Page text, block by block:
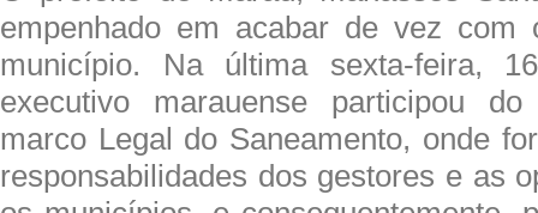
empenhado em acabar de vez com
município. Na última sexta-feira,
executivo marauense participou
marco Legal do Saneamento, onde
responsabilidades dos gestores e as